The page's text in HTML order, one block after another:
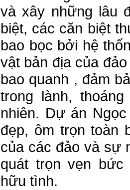
và xây những lâu
biệt, các căn biệt
bao bọc bởi hệ
vật bản địa của
bao quanh , đảm
trong lành,
nhiên. Dự án
đẹp, ôm trọn toàn
của các đảo và sự
quát trọn vẹn bức
hữu tình.